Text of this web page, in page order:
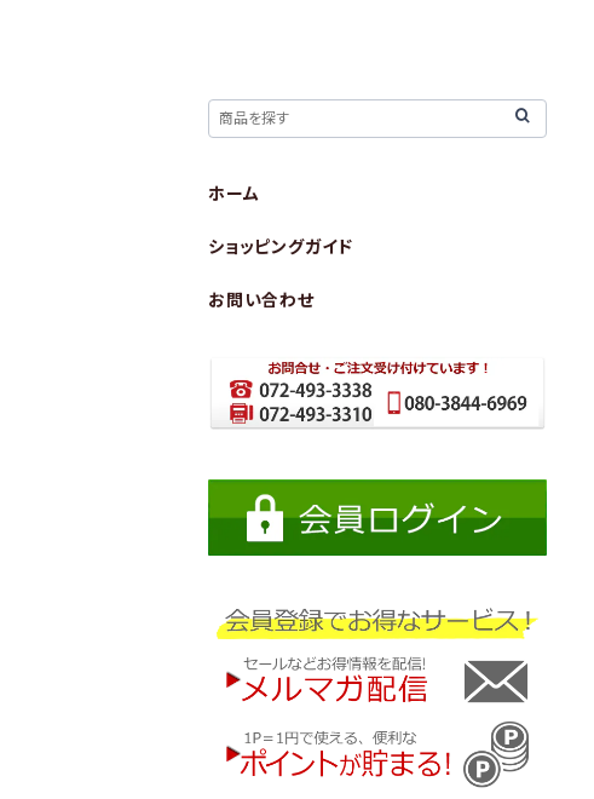
ホーム
ショッピングガイド
お問い合わせ